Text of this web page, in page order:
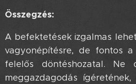
Összegzés:
A befektetések izgalmas
vagyonépítésre, de fontos
felelős döntéshozatal.
meggazdagodás